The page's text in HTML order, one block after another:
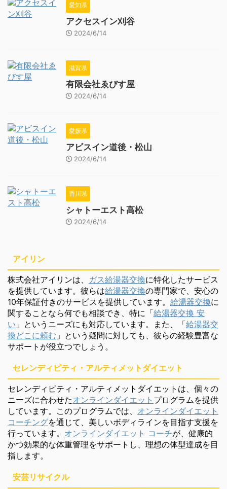
愛知県
アクセスイン刈谷
2024/6/14
滋賀県
有限会社ゑびす屋
2024/6/14
愛媛県
アビスイン道後・松山
2024/6/14
香川県
シャトーエスト高松
2024/6/14
アイリン
株式会社アイリンは、 ガス給湯器交換に特化したサービス
を提供しています。彼らは給湯器交換の専門家で、安心の
10年保証付きのサービスを提供しています。 給湯器交換に
関することなら何でも相談でき、特に「給湯器交換 安
い 」というニーズにも対応しています。また、「給湯器交
換どこに頼む 」という疑問に対しても、彼らの経験豊富な
サポートが役立つでしょう。
セレンディピティ・アルティメットダイエット
セレンディピティ・アルティメットダイエットは、個々の
ニーズに合わせたオンラインダイエット プログラムを提供
しています。このプログラムでは、 オンラインダイエット
コーチングを通じて、美しいボディラインを目指す支援を
行っています。 オンラインダイエット コーチが、健康的
かつ効果的な体重管理をサポートし、理想の体型達成を目
指します。
安芸リサイクル